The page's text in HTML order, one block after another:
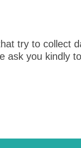
try to collect
ask you kindly